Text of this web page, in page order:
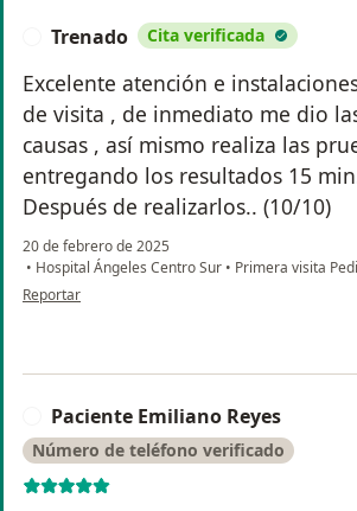
Trenado Cita verificada
Excelente atención e
de visita , de inmediato me dio
causas , así mismo realiza las
entregando los resultados 15
Después de realizarlos.. (10/10)
20 de febrero de 2025
• Hospital Ángeles Centro Sur • Primera visita
en opinión del usuario Trenado
Reportar
Paciente Emiliano Reyes
Número de teléfono verificado